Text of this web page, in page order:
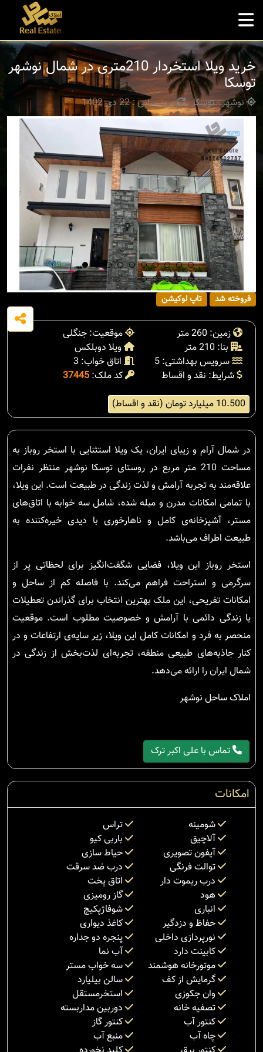
خرید ویلا استخردار 210متری در شمال نوشهر
توسکا
نوشهر - توسکا بروزرسانی : 22 دی 1402
فروخته شد تاپ لوکیشن
زمین: 260 متر
موقعیت: جنگلی
بنا: 210 متر
ویلا دوبلکس
سرویس بهداشتی: 5
اتاق خواب: 3
شرایط: نقد و اقساط
کد ملک: 37445
10.500 میلیارد تومان (نقد و اقساط)
در شمال آرام و زیبای ایران، یک ویلا استثنایی با استخر روباز به
مساحت 210 متر مربع در روستای توسکا نوشهر منتظر نفرات
علاقه‌مند به تجربه آرامش و لذت زندگی در طبیعت است. این ویلا،
با تمامی امکانات مدرن و مبله شده، شامل سه خوابه با اتاق‌های
مستر، آشپزخانه‌ی کامل و ناهارخوری با دیدی خیره‌کننده به
طبیعت اطراف می‌باشد.
استخر روباز این ویلا، فضایی شگفت‌انگیز برای لحظاتی پر از
سرگرمی و استراحت فراهم می‌کند. با فاصله کم از ساحل و
امکانات تفریحی، این ملک بهترین انتخاب برای گذراندن تعطیلات
یا زندگی دائمی با آرامش و خصوصیت مطلوب است. موقعیت
منحصر به فرد و امکانات کامل این ویلا، زیر سایه‌ی ارتفاعات و در
کنار جاذبه‌های طبیعی منطقه، تجربه‌ای لذت‌بخش از زندگی در
شمال ایران را ارائه می‌دهد.
املاک ساحل نوشهر
تماس با علی اکبر ترک
امکانات
شومینه
تراس
آلاچیق
باربی کیو
آیفون تصویری
حیاط سازی
توالت فرنگی
درب ضد سرقت
درب ریموت دار
اتاق پخت
هود
گاز رومیزی
انباری
شوفاژپکیچ
حفاظ و دزدگیر
کاغذ دیواری
نورپردازی داخلی
پنجره دو جداره
کابینت دارد
آب نما
موتورخانه هوشمند
سه خواب مستر
گرمایش از کف
سالن بیلیارد
وان جکوزی
استخرمستقل
تصفیه خانه
دوربین مداربسته
کنتور آب
کنتور گاز
چاه آب
منبع آب